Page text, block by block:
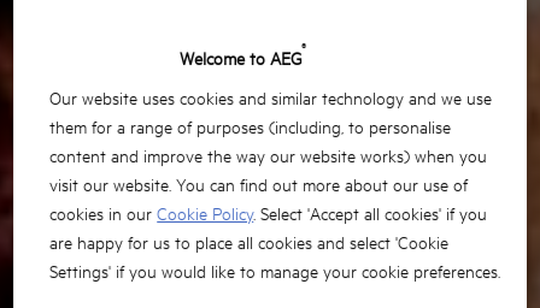
Welcome to AEG®
Our website uses cookies and similar technology and we use
them for a range of purposes (including, to personalise
content and improve the way our website works) when you
visit our website. You can find out more about our use of
cookies in ourCookie Policy. Select 'Accept all cookies' if you
are happy for us to place all cookies and select 'Cookie
Settings' if you would like to manage your cookie preferences.